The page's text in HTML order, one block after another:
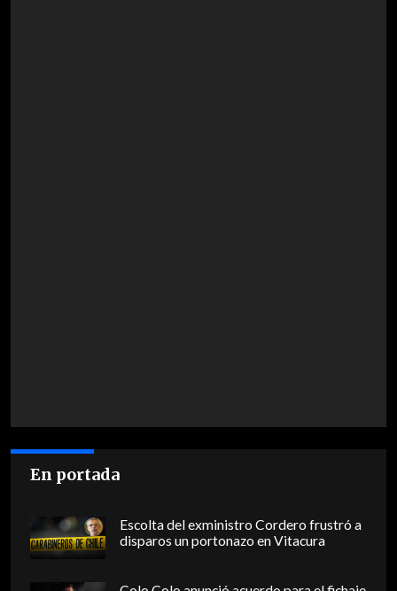
En portada
Escolta del exministro Cordero frustró a
disparos un portonazo en Vitacura